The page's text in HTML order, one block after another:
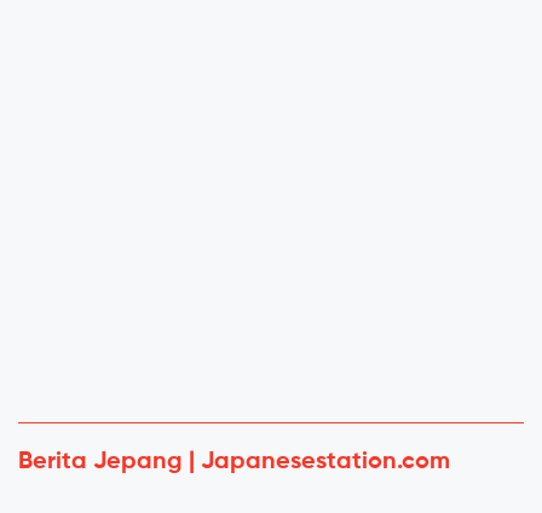
Berita Jepang | Japanesestation.com